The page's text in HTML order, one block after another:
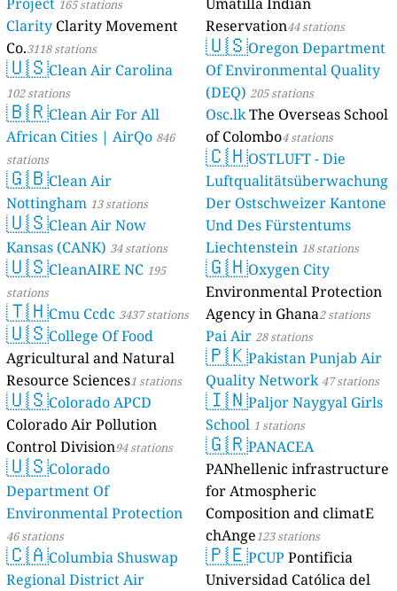
165 stations
Clarity Clarity Movement
Co.3118 stations
🇺🇸Clean Air Carolina
102 stations
🇧🇷Clean Air For All
African Cities | AirQo 846
stations
🇬🇧Clean Air
Nottingham 13 stations
🇺🇸Clean Air Now
Kansas (CANK) 34 stations
🇺🇸CleanAIRE NC 195
stations
🇹🇭Cmu Ccdc 3437 stations
🇺🇸College Of Food
Agricultural and Natural
Resource Sciences1 stations
🇺🇸Colorado APCD
Colorado Air Pollution
Control Division94 stations
🇺🇸Colorado
Department Of
Environmental Protection
46 stations
🇨🇦Columbia Shuswap
Regional District Air
Reservation44 stations
🇺🇸Oregon Department
Of Environmental Quality
(DEQ) 205 stations
Osc.lkThe Overseas School
of Colombo4 stations
🇨🇭OSTLUFT - Die
Luftqualitätsüberwachung
Der Ostschweizer Kantone
Und Des Fürstentums
Liechtenstein 18 stations
🇬🇭Oxygen City
Environmental Protection
Agency in Ghana2 stations
Pai Air 28 stations
🇵🇰Pakistan Punjab Air
Quality Network 47 stations
🇮🇳Paljor Naygyal Girls
School 1 stations
🇬🇷PANACEA
PANhellenic infrastructure
for Atmospheric
Composition and climatE
chAnge123 stations
🇵🇪PCUP Pontificia
Universidad Católica del